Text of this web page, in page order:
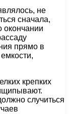
не
сначала,
окончании
прямо в
крепких
случиться